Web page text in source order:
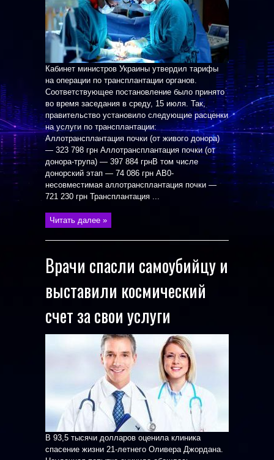
Кабинет министров Украины утвердил тарифы
на операции по трансплантации органов.
Соответствующее постановление было принято
во время заседания в среду, 15 июля. Так,
правительство установило следующие расценки
на услуги по трансплантации:
Аллотрансплантация почки (от живого донора)
— 323 798 грн Аллотрансплантация почки (от
донора-трупа) — 397 884 грнВ том числе
донорский этап — 74 086 грн АВ0-
несовместимая аллотрансплантация почки —
721 230 грн Трансплантация ...
Читать далее »
Врачи спасли самоубийцу и
выставили космический
счет за свои услуги
В 93,5 тысячи долларов оценила клиника
спасение жизни 21-летнего Оливера Джордана.